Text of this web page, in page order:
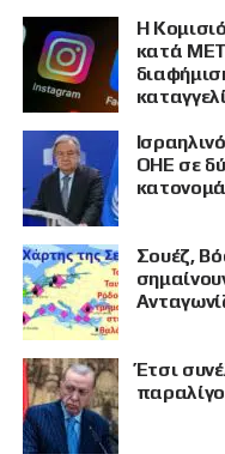
Η
κατά
ΟΗΕ σε
Σουέζ,
Έτσι